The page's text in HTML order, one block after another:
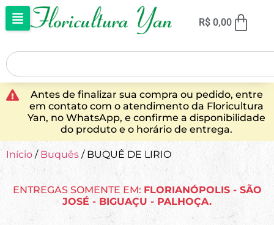
R$ 0,00
Antes de finalizar sua compra ou pedido, entre
em contato com o atendimento da Floricultura
Yan, no WhatsApp, e confirme a disponibilidade
do produto e o horário de entrega.
Início / Buquês / BUQUÊ DE LIRIO
ENTREGAS SOMENTE EM: FLORIANÓPOLIS - SÃO
JOSÉ - BIGUAÇU - PALHOÇA.